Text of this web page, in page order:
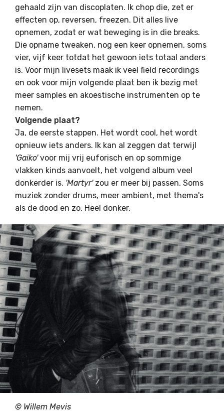
gehaald zijn van discoplaten. Ik chop die, zet er
effecten op, reversen, freezen. Dit alles live
opnemen, zodat er wat beweging is in die breaks.
Die opname tweaken, nog een keer opnemen, soms
vier, vijf keer totdat het gewoon iets totaal anders
is. Voor mijn livesets maak ik veel field recordings
en ook voor mijn volgende plaat ben ik bezig met
meer samples en akoestische instrumenten op te
nemen.
Volgende plaat?
Ja, de eerste stappen. Het wordt cool, het wordt
opnieuw iets anders. Ik kan al zeggen dat terwijl
'Gaiko'voor mij vrij euforisch en op sommige
vlakken kinds aanvoelt, het volgend album veel
donkerder is. 'Martyr'zou er meer bij passen. Soms
muziek zonder drums, meer ambient, met thema's
als de dood en zo. Heel donker.
© Willem Mevis